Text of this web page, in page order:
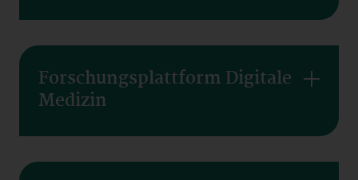
Forschungsplattform Digitale
Medizin